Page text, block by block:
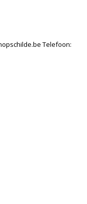
Telefoon: